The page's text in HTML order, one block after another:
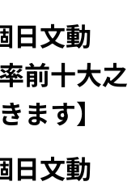
日文動
前十大之
ます】
日文動